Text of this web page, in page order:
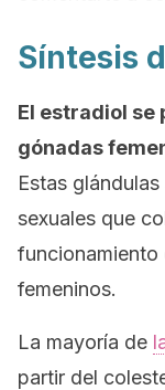
Síntesis
El estradiol se
gónadas
Estas
sexuales que
funcionamiento
femeninos.
La mayoría de
partir del